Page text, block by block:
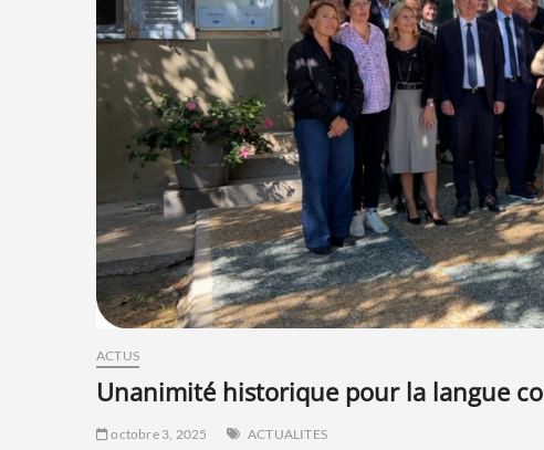
ACTUS
unanimité historique pour la langue
octobre 3, 2025 ACTUALITES